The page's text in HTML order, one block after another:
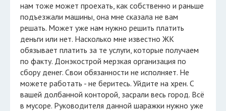
нам тоже может проехать, как собственно и раньше
подъезжали машины, она мне сказала не вам
решать. Может уже нам нужно решить платить
деньги или нет. Насколько мне известно ЖК
обязывает платить за те услуги, которые получаем
по факту. Донэкострой мерзкая организация по
сбору денег. Свои обязанности не исполняет. Не
можете работать - не беритесь. Уйдите на хрен. С
вашей долбанной конторой, засрали весь город. Всё
в мусоре. Руководителя данной шаражки нужно уже